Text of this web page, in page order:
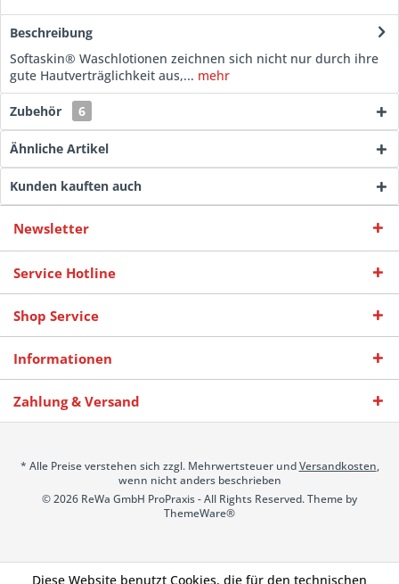
Beschreibung
Softaskin® Waschlotionen zeichnen sich nicht nur durch ihre
gute Hautverträglichkeit aus,... mehr
Zubehör 6
Ähnliche Artikel
Kunden kauften auch
Newsletter
Service Hotline
Shop Service
Informationen
Zahlung & Versand
* Alle Preise verstehen sich zzgl. Mehrwertsteuer undVersandkosten,
wenn nicht anders beschrieben
© 2026 ReWa GmbH ProPraxis - All Rights Reserved. Theme by
ThemeWare®
Diese Website benutzt Cookies, die für den technischen